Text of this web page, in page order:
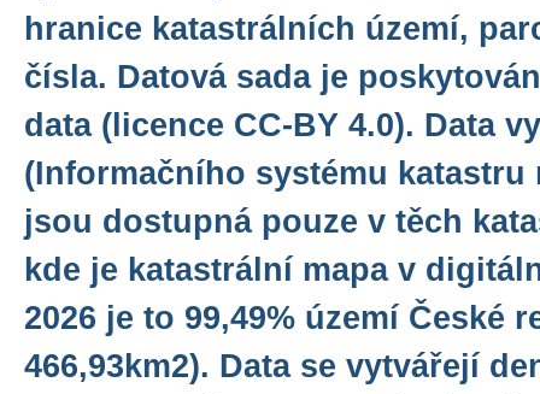
hranice katastrálních území,
čísla. Datová sada je
data (licence CC-BY 4.0). Data
(Informačního systému katastru
jsou dostupná pouze v těch
kde je katastrální mapa v
2026 je to 99,49% území České
466,93km2). Data se vytvářejí